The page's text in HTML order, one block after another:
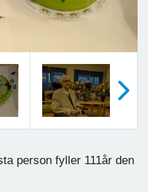
person fyller 111år den